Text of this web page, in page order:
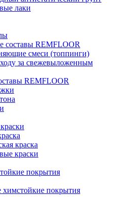
лаки
составы REMFLOOR
смеси (топпинги)
за свежевыложенным
REMFLOOR
краска
краски
покрытия
покрытия